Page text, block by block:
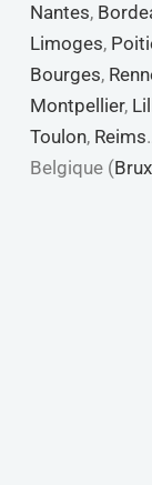
Nantes,
Limoges,
Bourges,
Montpellier,
Toulon, Reims
Belgique (